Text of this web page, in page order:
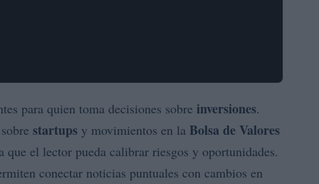
para quien toma decisiones sobre inversiones.
startups y movimientos en la Bolsa de Valores
el lector pueda calibrar riesgos y oportunidades.
conectar noticias puntuales con cambios en